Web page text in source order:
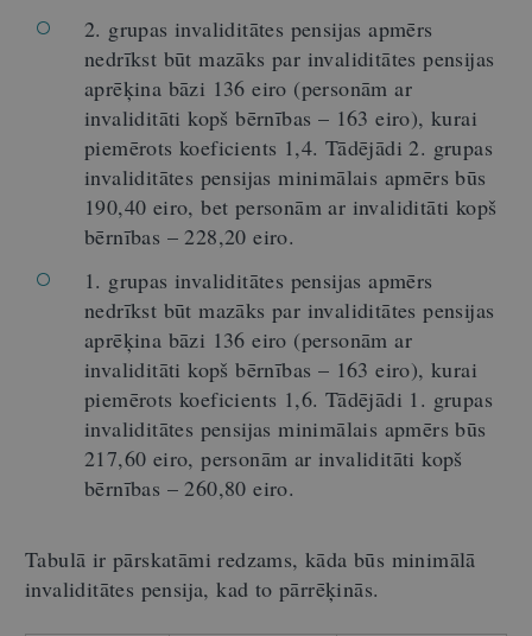
2. grupas invaliditātes pensijas apmērs
nedrīkst būt mazāks par invaliditātes pensijas
aprēķina bāzi 136 eiro (personām ar
invaliditāti kopš bērnības – 163 eiro), kurai
piemērots koeficients 1,4. Tādējādi 2. grupas
invaliditātes pensijas minimālais apmērs būs
190,40 eiro, bet personām ar invaliditāti kopš
bērnības – 228,20 eiro.
1. grupas invaliditātes pensijas apmērs
nedrīkst būt mazāks par invaliditātes pensijas
aprēķina bāzi 136 eiro (personām ar
invaliditāti kopš bērnības – 163 eiro), kurai
piemērots koeficients 1,6. Tādējādi 1. grupas
invaliditātes pensijas minimālais apmērs būs
217,60 eiro, personām ar invaliditāti kopš
bērnības – 260,80 eiro.
Tabulā ir pārskatāmi redzams, kāda būs minimālā
invaliditātes pensija, kad to pārrēķinās.